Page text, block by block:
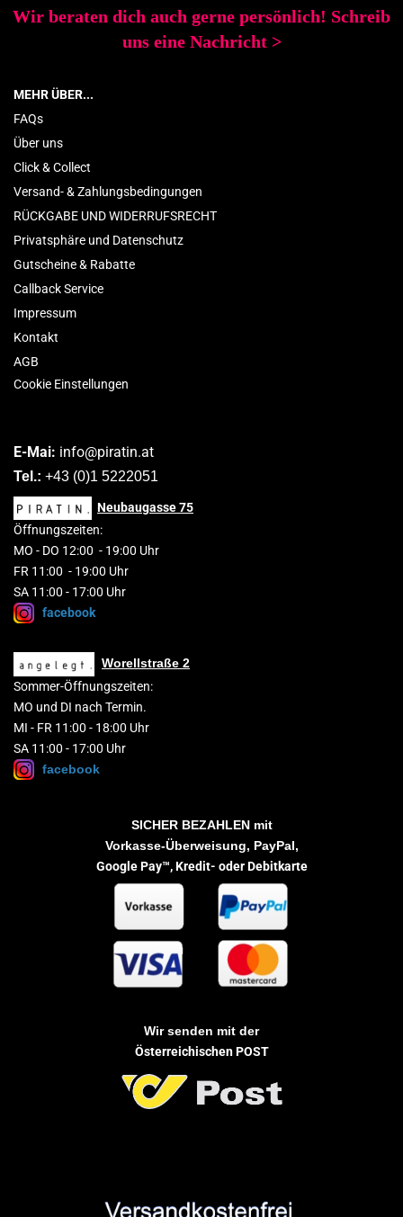
Wir beraten dich auch gerne persönlich! Schreib
uns eine Nachricht >
MEHR ÜBER...
FAQs
Über uns
Click & Collect
Versand- & Zahlungsbedingungen
RÜCKGABE UND WIDERRUFSRECHT
Privatsphäre und Datenschutz
Gutscheine & Rabatte
Callback Service
Impressum
Kontakt
AGB
Cookie Einstellungen
E-Mai: info@piratin.at
Tel.: +43 (0)1 5222051
Neubaugasse75
Öffnungszeiten:
MO - DO 1 2:00 - 19:00 Uhr
FR 11:00 - 19:00 Uhr
SA 11:00 - 17:00 Uhr
facebook
Worellstraße 2
Sommer-Öffnungszeiten:
MO und DI nach Termin.
MI - FR 11:00 - 18:00 Uhr
SA 11:00 - 17:00 Uhr
facebook
SICHER BEZAHLENmit
Vorkasse-Überweisung, PayPal,
Google Pay™,Kredit- oder Debitkarte
Wir senden mit der
Österreichischen POST